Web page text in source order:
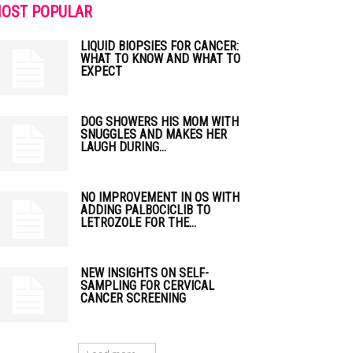
POPULAR
LIQUID BIOPSIES FOR CANCER:
WHAT TO KNOW AND WHAT TO
EXPECT
DOG SHOWERS HIS MOM WITH
SNUGGLES AND MAKES HER
LAUGH DURING...
NO IMPROVEMENT IN OS WITH
ADDING PALBOCICLIB TO
LETROZOLE FOR THE...
NEW INSIGHTS ON SELF-
SAMPLING FOR CERVICAL
CANCER SCREENING